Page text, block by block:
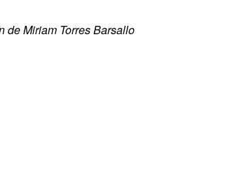
de Miriam Torres Barsallo